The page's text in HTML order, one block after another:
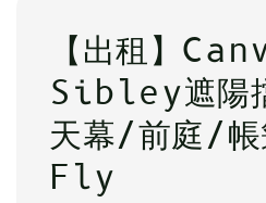
【出租】
Sibley遮陽
天幕/前庭/
Fly